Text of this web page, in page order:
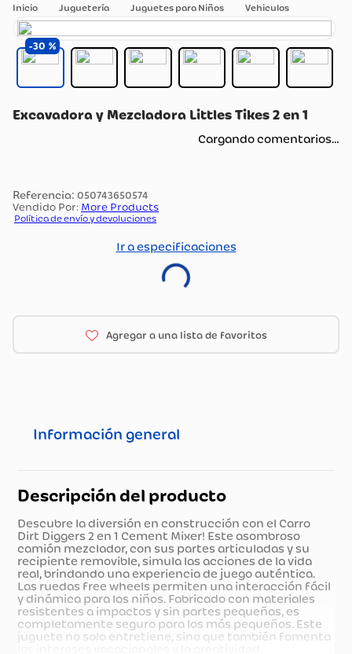
Juguetería Juguetes para Niños Vehiculos
30
Excavadora y Mezcladora Littles Tikes 2 en 1
Cargando comentarios…
: 050743650574
Vendido Por: More Products
Política de envío y devoluciones
Ir a especificaciones
Información general
Descripción del producto
Descubre la diversión en construcción con el Carro
Dirt Diggers 2 en 1 Cement Mixer! Este asombroso
camión mezclador, con sus partes articuladas y su
recipiente removible, simula las acciones de la vida
real, brindando una experiencia de juego auténtica.
Las ruedas free wheels permiten una interacción fácil
y dinámica para los niños. Fabricado con materiales
resistentes a impactos y sin partes pequeñas, es
completamente seguro para los más pequeños. Este
juguete no solo entretiene, sino que también fomenta